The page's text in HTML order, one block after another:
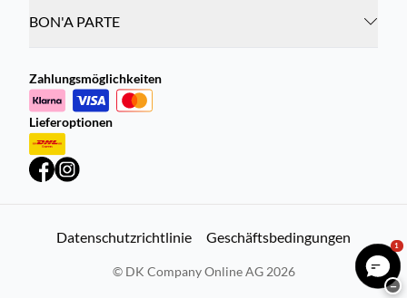
BON'A PARTE
Zahlungsmöglichkeiten
Lieferoptionen
Datenschutzrichtlinie Geschäftsbedingungen
© DK Company Online AG 2026
1
−